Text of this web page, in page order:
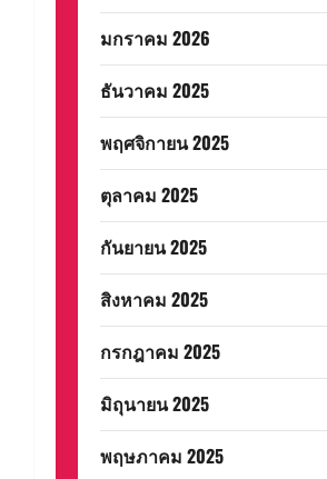
มกราคม 2026
ธันวาคม 2025
พฤศจิกายน 2025
ตุลาคม 2025
กันยายน 2025
สิงหาคม 2025
กรกฎาคม 2025
มิถุนายน 2025
พฤษภาคม 2025